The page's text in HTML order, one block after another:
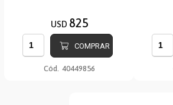
USD 825
COMPRAR
Cód. 40449856